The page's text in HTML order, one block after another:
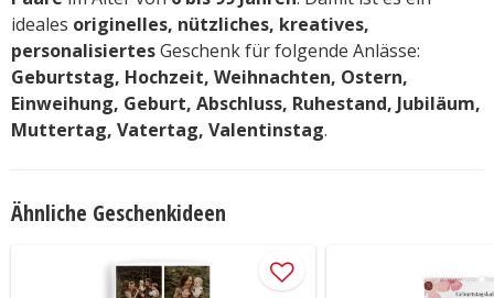
ideales originelles, nützliches, kreatives,
personalisiertesGeschenk für folgende Anlässe:
Geburtstag, Hochzeit, Weihnachten, Ostern,
Einweihung, Geburt, Abschluss, Ruhestand, Jubiläum,
Muttertag, Vatertag, Valentinstag.
Ähnliche Geschenkideen